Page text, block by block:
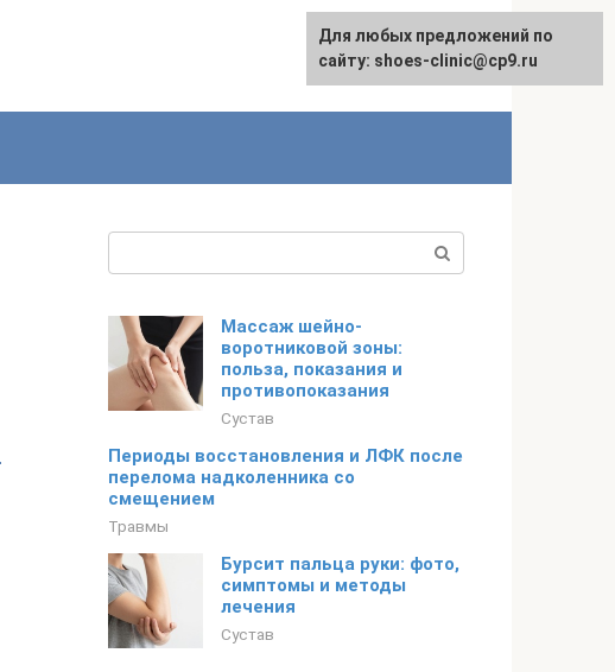
Массаж шейно-
воротниковой зоны:
польза, показания и
противопоказания
Сустав
Периоды восстановления и ЛФК после
перелома надколенника со
смещением
Травмы
Бурсит пальца руки: фото,
симптомы и методы
лечения
Сустав
Для любых предложений по
сайту: shoes-clinic@cp9.ru